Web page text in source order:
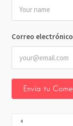
Correo electrónico